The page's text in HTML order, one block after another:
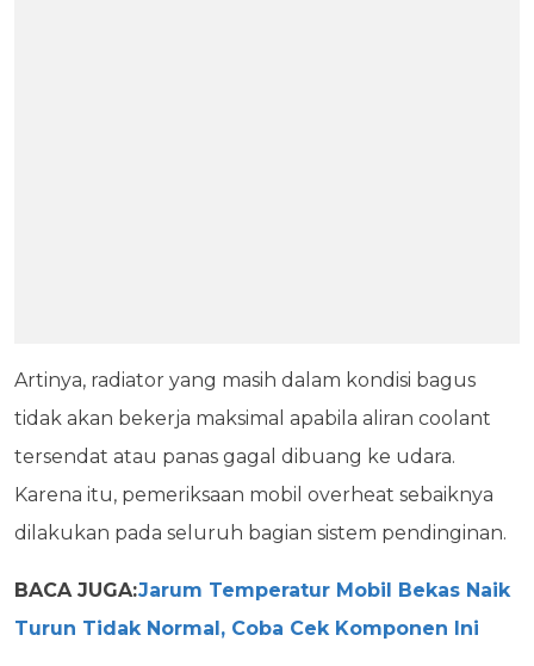
Artinya, radiator yang masih dalam kondisi bagus
tidak akan bekerja maksimal apabila aliran coolant
tersendat atau panas gagal dibuang ke udara.
Karena itu, pemeriksaan mobil overheat sebaiknya
dilakukan pada seluruh bagian sistem pendinginan.
BACA JUGA:Jarum Temperatur Mobil Bekas Naik
Turun Tidak Normal, Coba Cek Komponen Ini